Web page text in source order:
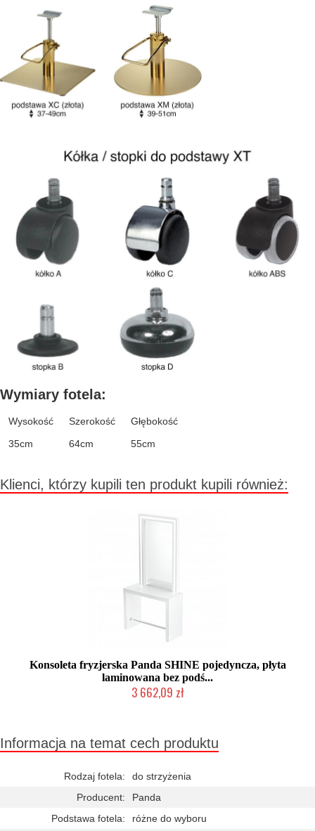
Wymiary fotela:
Wysokość Szerokość
Głębokość
35cm
64cm 55cm
Klienci, którzy kupili ten produkt kupili również:
Konsoleta fryzjerska Panda SHINE pojedyncza, płyta
laminowana bez podś...
3 662,09 zł
Informacja na temat cech produktu
Rodzaj fotela:
do strzyżenia
Producent:
Panda
Podstawa fotela:
różne do wyboru